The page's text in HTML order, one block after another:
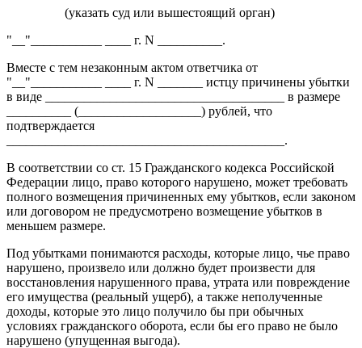
(указать суд или вышестоящий орган)
"__"___________ ____ г. N __________.
Вместе с тем незаконным актом ответчика от
"__"___________ ____ г. N _______ истцу причинены убытки
в виде _____________________________________ в размере
__________ (___________________) рублей, что
подтверждается
___________________________________________.
В соответствии со ст. 15 Гражданского кодекса Российской
Федерации лицо, право которого нарушено, может требовать
полного возмещения причиненных ему убытков, если законом
или договором не предусмотрено возмещение убытков в
меньшем размере.
Под убытками понимаются расходы, которые лицо, чье право
нарушено, произвело или должно будет произвести для
восстановления нарушенного права, утрата или повреждение
его имущества (реальный ущерб), а также неполученные
доходы, которые это лицо получило бы при обычных
условиях гражданского оборота, если бы его право не было
нарушено (упущенная выгода).